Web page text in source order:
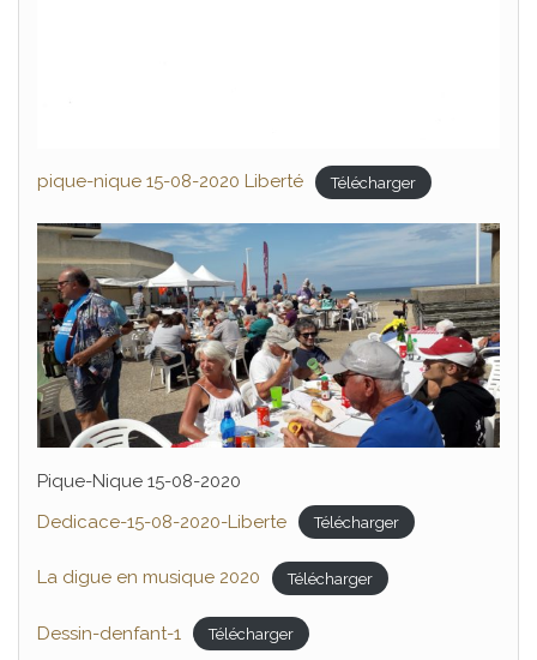
pique-nique 15-08-2020 Liberté Télécharger
Pique-Nique 15-08-2020
Dedicace-15-08-2020-Liberte
Télécharger
La digue en musique 2020 Télécharger
Dessin-denfant-1 Télécharger